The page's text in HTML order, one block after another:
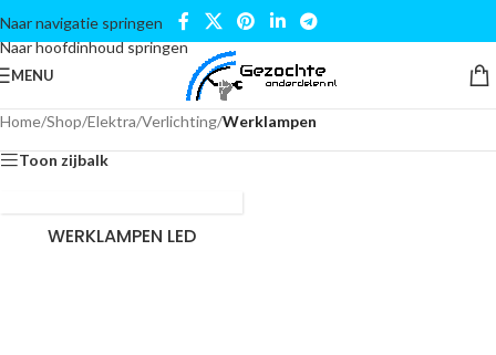
Naar navigatie springen
Naar hoofdinhoud springen
MENU
Home/Shop/Elektra/Verlichting/Werklampen
Toon zijbalk
WERKLAMPEN LED